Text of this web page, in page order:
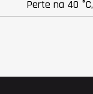
Perte na 40